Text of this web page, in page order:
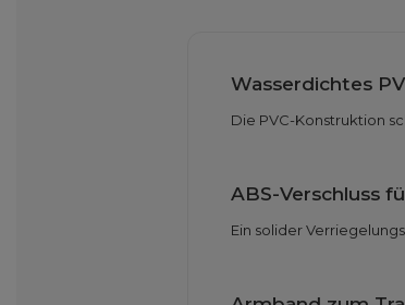
Wasserdichtes
Die PVC-Konstruktion
ABS-Verschluss
Ein solider